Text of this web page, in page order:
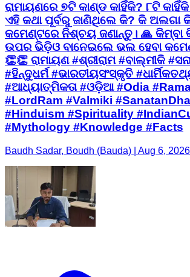
ରାମାୟଣରେ ୭ଟି କାଣ୍ଡ କାହିଁକି? ୮ଟି
ଏହି କଥା ପୂର୍ବରୁ ଜାଣିଥିଲେ କି? କି ଅଲଗା
କମେଣ୍ଟରେ ନିଶ୍ଚୟ ଜଣାନ୍ତୁ। 🙏 କିମ୍ବା
ଉପର ଭିଡ଼ିଓ ବାନେଇଲେ ଭଲ ହେବା
👏👏 ରାମାୟଣ #ଶ୍ରୀରାମ #ବାଲ୍ମୀକି
#ହିନ୍ଦୁଧର୍ମ #ଭାରତୀୟସଂସ୍କୃତି
#ଆଧ୍ୟାତ୍ମିକତା #ଓଡ଼ିଆ #Odia
#LordRam #Valmiki
#Hinduism #Spirituality
#Mythology #Knowledge #Facts
Baudh Sadar, Boudh (Bauda) | Aug 6, 2026